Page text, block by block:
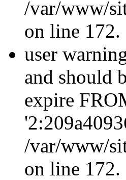
/var/www/
on line 172.
user
and should
expire
/var/www/
on line 172.